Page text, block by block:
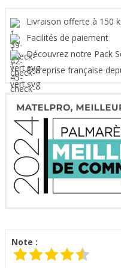
Livraison offerte à 150
Facilités de paiement
Découvrez notre Pack
Entreprise française
Note :